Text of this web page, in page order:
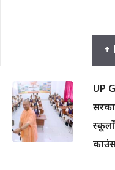
+
UP